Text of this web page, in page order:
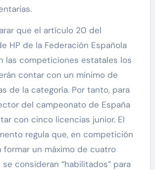
que el artículo 20 del
HP de la Federación Española
las competiciones estatales los
contar con un mínimo de
de la categoría. Por tanto, para
del campeonato de España
con cinco licencias junior. El
regula que, en competición
formar un máximo de cuatro
consideran “habilitados” para